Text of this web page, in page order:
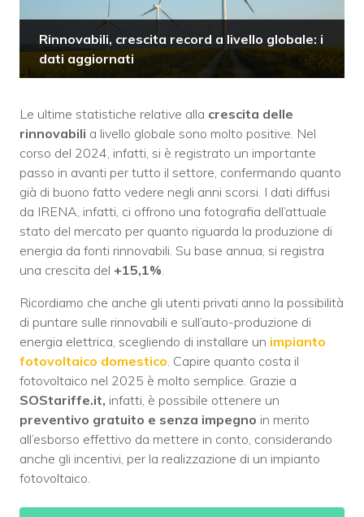
Rinnovabili, crescita record a livello globale: i
dati aggiornati
Le ultime statistiche relative alla crescita delle
rinnovabili a livello globale sono molto positive. Nel
corso del 2024, infatti, si è registrato un importante
passo in avanti per tutto il settore, confermando quanto
già di buono fatto vedere negli anni scorsi. I dati diffusi
da IRENA, infatti, ci offrono una fotografia dell’attuale
stato del mercato per quanto riguarda la produzione di
energia da fonti rinnovabili. Su base annua, si registra
una crescita del +15,1%
Ricordiamo che anche gli utenti privati anno la possibilità
di puntare sulle rinnovabili e sull’auto-produzione di
energia elettrica, scegliendo di installare un impianto
fotovoltaico domestico . Capire quanto costa il
fotovoltaico nel 2025 è molto semplice. Grazie a
SOStariffe.it, infatti, è possibile ottenere un
preventivo gratuito e senza impegno in merito
all’esborso effettivo da mettere in conto, considerando
anche gli incentivi, per la realizzazione di un impianto
fotovoltaico.